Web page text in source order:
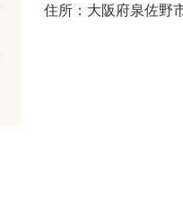
住所：大阪府泉佐野